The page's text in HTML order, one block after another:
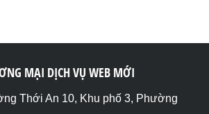
MẠI DỊCH VỤ WEB MỚI
Thới An 10, Khu phố 3, Phường